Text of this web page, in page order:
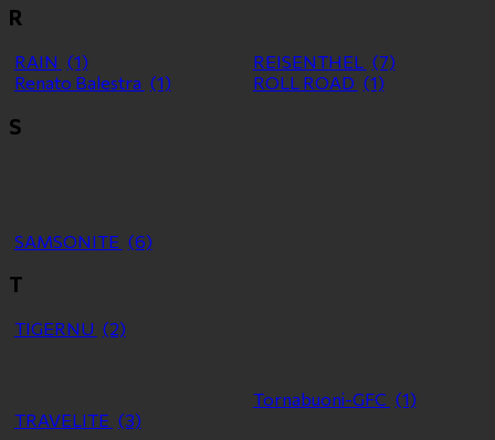
R
RAIN (1) REISENTHEL (7)
Renato Balestra (1) ROLL ROAD (1)
S
SAMSONITE (6)
T
TIGERNU (2)
Tornabuoni-GFC (1)
TRAVELITE (3)